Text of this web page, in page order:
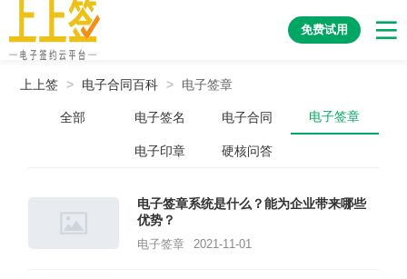
免费试用
上上签 > 电子合同百科 > 电子签章
全部 电子签名 电子合同 电子签章
电子印章 硬核问答
电子签章系统是什么？能为企业带来哪些
优势？
电子签章 2021-11-01